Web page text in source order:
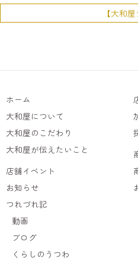
【大和
ホーム
大和屋について
大和屋のこだわり
大和屋が伝えたいこと
店舗イベント
お知らせ
つれづれ記
動画
ブログ
くらしのうつわ